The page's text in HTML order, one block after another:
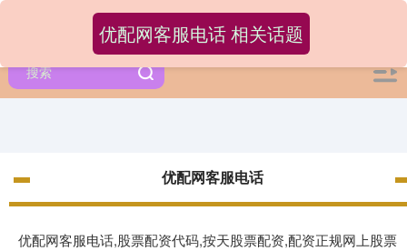
优配网客服电话
优配网客服电话,股票配资代码,按天股票配资,配资正规网上股票
优配网客服电话 相关话题